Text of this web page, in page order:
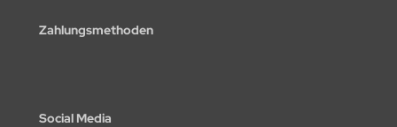
Zahlungsmethoden
Social Media